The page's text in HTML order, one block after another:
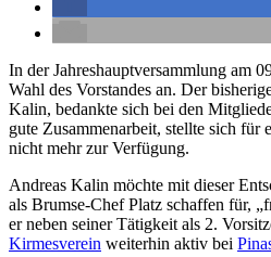
In der Jahreshauptversammlung am
Wahl des Vorstandes an. Der
Kalin, bedankte sich bei den
gute Zusammenarbeit, stellte sich für
nicht mehr zur Verfügung.
Andreas Kalin möchte mit dieser
als Brumse-Chef Platz schaffen für,
er neben seiner Tätigkeit als 2.
Kirmesverein weiterhin aktiv bei